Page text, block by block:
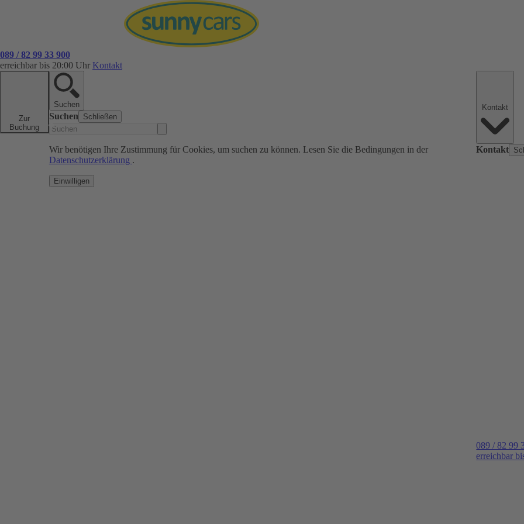
089 / 82 99 33 900
erreichbar bis 20:00 Uhr Kontakt
Zur
Buchung
Suchen
Suchen Schließen
Wir benötigen Ihre Zustimmung für Cookies, um suchen zu können. Lesen Sie die Bedingungen in der
Datenschutzerklärung .
Einwilligen
Kontakt
089 / 82 99
erreichbar